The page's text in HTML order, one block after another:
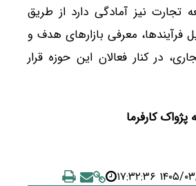
تجارت نیز آمادگی دارد از طریق
فرآیندها، معرفی بازارهای هدف و
در کنار فعالان این حوزه قرار
کارفرما
۲۳ ۱۷:۳۲:۳۶